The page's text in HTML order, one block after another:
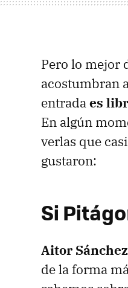
Pero lo mejor
acostumbran
entradaes
En algún
verlas que
gustaron:
Si
Aitor Sánchez
de la forma